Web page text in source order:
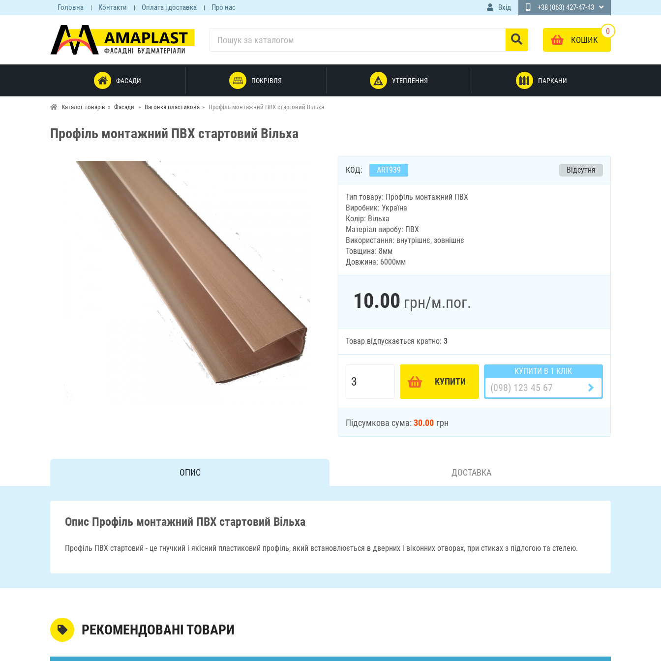
Головна Контакти Оплата і доставка Про нас Вхід +38 (063) 427-47-43
0
КОШИК
ФАСАДИ ПОКРІВЛЯ УТЕПЛЕННЯ ПАРКАНИ
Каталог товарів Фасади Вагонка пластикова Профіль монтажний ПВХ стартовий Вільха
Профіль монтажний ПВХ стартовий Вільха
КОД: ART939 Відсутня
Тип товару: Профіль монтажний ПВХ
Виробник: Україна
Колір: Вільха
Матеріал виробу: ПВХ
Використання: внутрішнє, зовнішнє
Товщина: 8мм
Довжина: 6000мм
10.00 грн/м.пог.
Товар відпускається кратно: 3
КУПИТИ
КУПИТИ В 1 КЛІК
Підсумкова сума: 30.00 грн
ОПИС ДОСТАВКА
Опис Профіль монтажний ПВХ стартовий Вільха
Профіль ПВХ стартовий - це гнучкий і якісний пластиковий профіль, який встановлюється в дверних і віконних отворах, при стиках з підлогою та стелею.
РЕКОМЕНДОВАНІ ТОВАРИ